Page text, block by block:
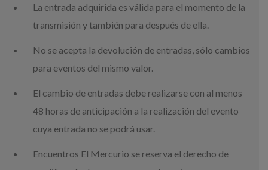
La entrada adquirida es válida para el momento de la
transmisión y también para después de ella.
No se acepta la devolución de entradas, sólo cambios
para eventos del mismo valor.
El cambio de entradas debe realizarse con al menos
48 horas de anticipación a la realización del evento
cuya entrada no se podrá usar.
Encuentros El Mercurio se reserva el derecho de